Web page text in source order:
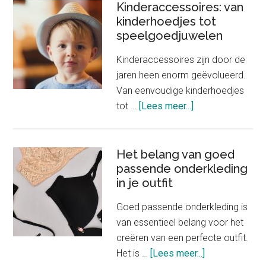
Chanel
verkoopt
slechts
product
Kinderaccessoires: van
kinderhoedjes tot
speelgoedjuwelen
Kinderaccessoires zijn door de
jaren heen enorm geëvolueerd.
Van eenvoudige kinderhoedjes
tot … [Lees meer...]
kinderhoedjes
tot
Het belang van goed
passende onderkleding
in je outfit
Goed passende onderkleding is
van essentieel belang voor het
creëren van een perfecte outfit.
Het is … [Lees meer...]